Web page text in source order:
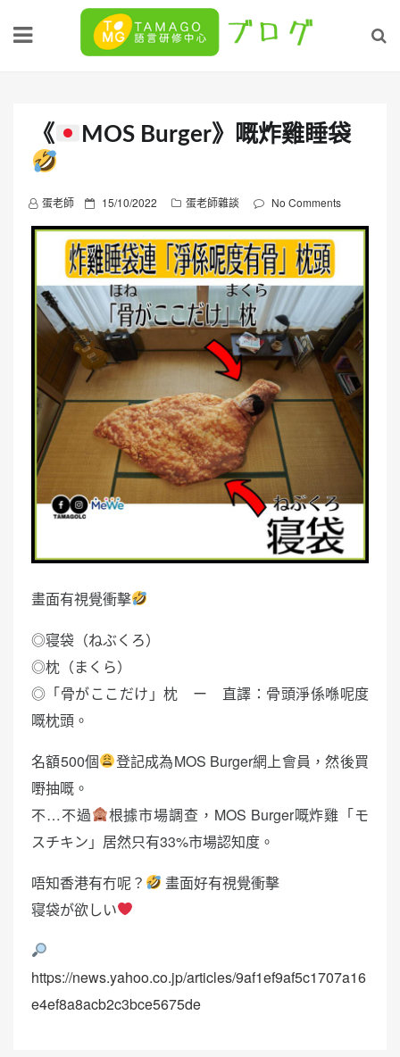
《 MOS Burger》嘅炸雞睡袋
蛋老師
P
o
s
t
e
d
o
n
15/10/2022 蛋老師雜談 No Comments
畫面有視覺衝擊
◎寝袋（ねぶくろ）
◎枕（まくら）
◎「骨がここだけ」枕 ー 直譯：骨頭淨係喺呢度
嘅枕頭。
名額500個
登記成為MOS Burger網上會員，然後買
嘢抽嘅。
不…不過
根據市場調查，MOS Burger嘅炸雞「モ
スチキン」居然只有33%市場認知度。
唔知香港有冇呢？
畫面好有視覺衝擊
寝袋が欲しい
https://news.yahoo.co.jp/articles/9af1ef9af5c1707a16
e4ef8a8acb2c3bce5675de